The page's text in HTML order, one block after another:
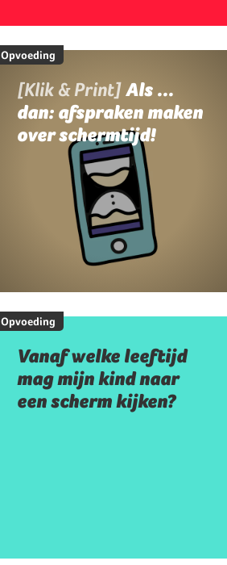
Opvoeding
[Klik & Print]Als ...
dan: afspraken maken
over schermtijd!
Opvoeding
Vanaf welke leeftijd
mag mijn kind naar
een scherm kijken?